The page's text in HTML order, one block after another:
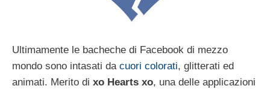
Ultimamente le bacheche di Facebook di mezzo
mondo sono intasati da cuori colorati, glitterati ed
animati. Merito di xo Hearts xo, una delle applicazioni